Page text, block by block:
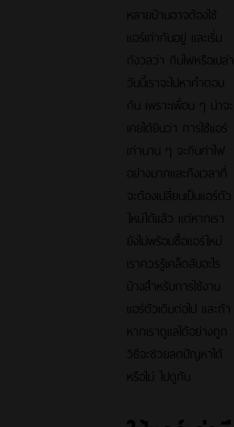
หลายบ้านอาจต้องใช้
แอร์เก่ากันอยู่ และเริ่ม
กังวลว่า กินไฟหรือเปล่า
วันนี้เราจะไปหาคำตอบ
กัน เพราะเพื่อน ๆ น่าจะ
เคยได้ยินว่า การใช้แอร์
เก่านาน ๆ จะกินค่าไฟ
อย่างมากและถึงเวลาที่
จะต้องเปลี่ยนเป็นแอร์ตัว
ใหม่ได้แล้ว แต่หากเรา
ยังไม่พร้อมซื้อแอร์ใหม่
เราควรรู้เคล็ดลับอะไร
บ้างสำหรับการใช้งาน
แอร์ตัวเดิมต่อไป และถ้า
หากเราดูแลได้อย่างถูก
วิธีจะช่วยลดปัญหาได้
หรือไม่ ไปดูกัน